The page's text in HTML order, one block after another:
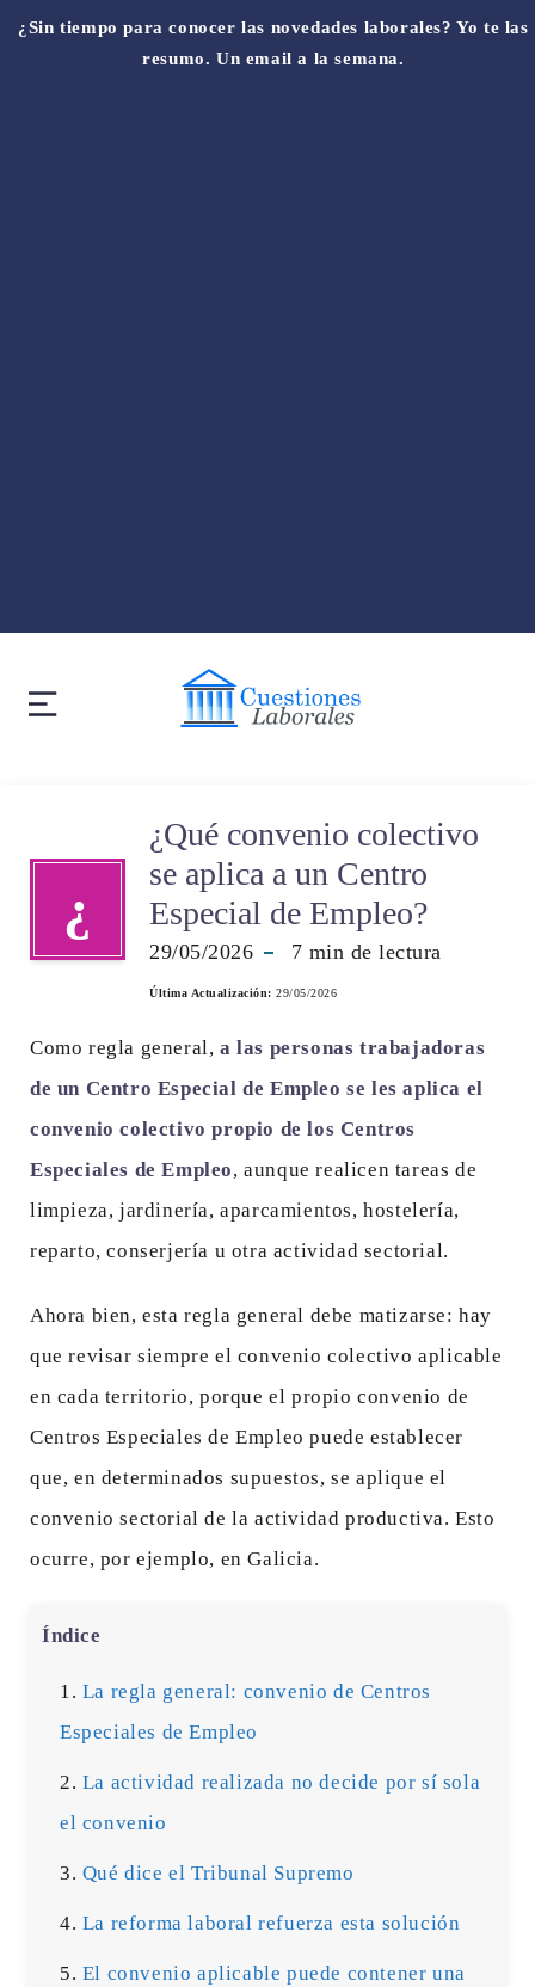
¿Sin tiempo para conocer las novedades laborales? Yo te las
resumo. Un email a la semana.
¿
¿Qué convenio colectivo
se aplica a un Centro
Especial de Empleo?
29/05/2026 7 min de lectura
Última Actualización: 29/05/2026
Como regla general, a las personas trabajadoras
de un Centro Especial de Empleo se les aplica el
convenio colectivo propio de los Centros
Especiales de Empleo, aunque realicen tareas de
limpieza, jardinería, aparcamientos, hostelería,
reparto, conserjería u otra actividad sectorial.
Ahora bien, esta regla general debe matizarse: hay
que revisar siempre el convenio colectivo aplicable
en cada territorio, porque el propio convenio de
Centros Especiales de Empleo puede establecer
que, en determinados supuestos, se aplique el
convenio sectorial de la actividad productiva. Esto
ocurre, por ejemplo, en Galicia.
Índice
La regla general: convenio de Centros
Especiales de Empleo
La actividad realizada no decide por sí sola
el convenio
Qué dice el Tribunal Supremo
La reforma laboral refuerza esta solución
El convenio aplicable puede contener una